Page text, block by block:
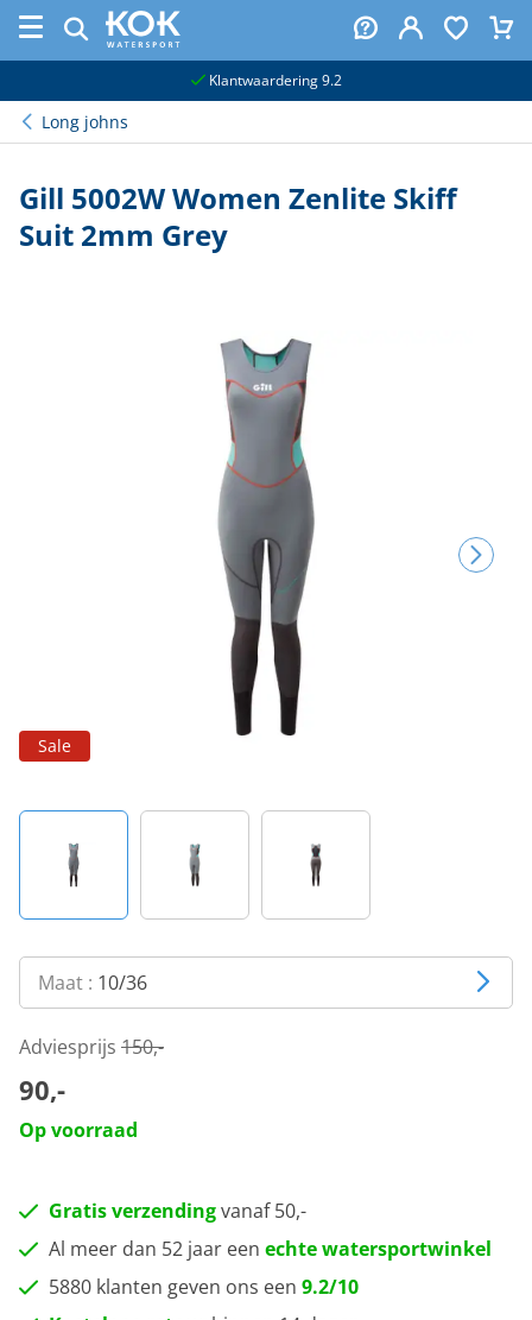
Klantwaardering 9.2
Long johns
Gill 5002W Women Zenlite Skiff
Suit 2mm Grey
Sale
Maat : 10/36
Adviesprijs 150,-
90,-
Op voorraad
Gratis verzendingvanaf 50,-
Al meer dan 52 jaar een echte watersportwinkel
5880 klanten geven ons een 9.2/10